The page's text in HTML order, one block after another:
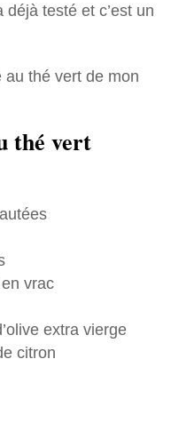
déjà testé et c’est un
au thé vert de mon
thé vert
vrac
extra vierge
citron